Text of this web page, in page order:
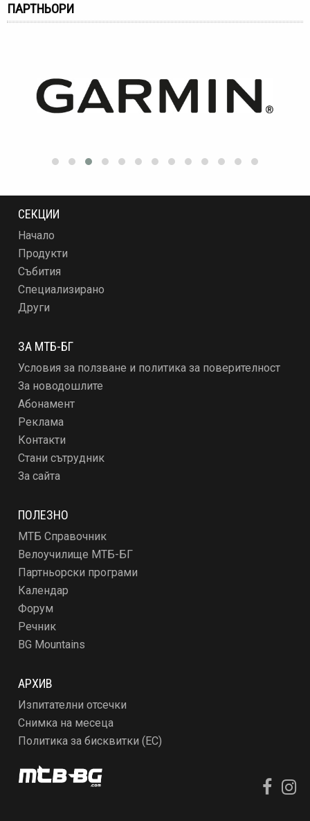
ПАРТНЬОРИ
СЕКЦИИ
Начало
Продукти
Събития
Специализирано
Други
ЗА МТБ-БГ
Условия за ползване и политика за поверителност
За новодошлите
Абонамент
Реклама
Контакти
Стани сътрудник
За сайта
ПОЛЕЗНО
МТБ Справочник
Велоучилище МТБ-БГ
Партньорски програми
Календар
Форум
Речник
BG Mountains
АРХИВ
Изпитателни отсечки
Снимка на месеца
Политика за бисквитки (ЕС)